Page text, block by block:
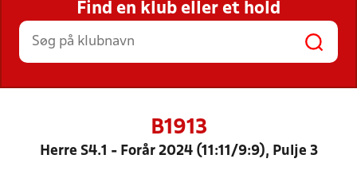
STILLINGER, RESULTATER, KLUBBER OG
HOLD
Find en klub eller et hold
B1913
Herre S4.1 - Forår 2024 (11:11/9:9), Pulje 3